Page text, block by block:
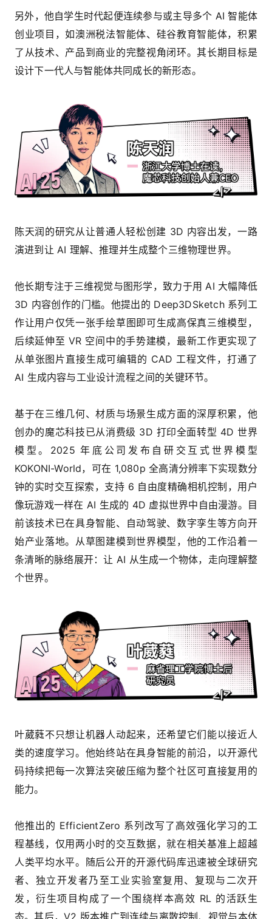
另外，他自学生时代起便连续参与或主导多个 AI 智能体
创业项目，如澳洲税法智能体、硅谷教育智能体，积累
了从技术、产品到商业的完整视角闭环。其长期目标是
设计下一代人与智能体共同成长的新形态。
陈天润的研究从让普通人轻松创建 3D 内容出发，一路
演进到让 AI 理解、推理并生成整个三维物理世界。
他长期专注于三维视觉与图形学，致力于用 AI 大幅降低
3D 内容创作的门槛。他提出的 Deep3DSketch 系列工
作让用户仅凭一张手绘草图即可生成高保真三维模型，
后续延伸至 VR 空间中的手势建模，最新工作更实现了
从单张图片直接生成可编辑的 CAD 工程文件，打通了
AI 生成内容与工业设计流程之间的关键环节。
基于在三维几何、材质与场景生成方面的深厚积累，他
创办的魔芯科技已从消费级 3D 打印全面转型 4D 世界
模型。2025 年底公司发布自研交互式世界模型
KOKONI-World，可在 1,080p 全高清分辨率下实现数分
钟的实时交互探索，支持 6 自由度精确相机控制，用户
像玩游戏一样在 AI 生成的 4D 虚拟世界中自由漫游。目
前该技术已在具身智能、自动驾驶、数字孪生等方向开
始产业落地。从草图建模到世界模型，他的工作沿着一
条清晰的脉络展开：让 AI 从生成一个物体，走向理解整
个世界。
叶葳蕤不只想让机器人动起来，还希望它们能以接近人
类的速度学习。他始终站在具身智能的前沿，以开源代
码持续把每一次算法突破压缩为整个社区可直接复用的
能力。
他推出的 EfficientZero 系列改写了高效强化学习的工
程基线，仅用两小时的交互数据，就在相关基准上超越
人类平均水平。随后公开的开源代码库迅速被全球研究
者、独立开发者乃至工业实验室复用、复现与二次开
发，衍生项目构成了一个围绕样本高效 RL 的活跃生